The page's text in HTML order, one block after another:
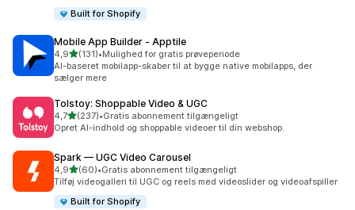
Built for Shopify
Mobile App Builder ‑ Apptile
4,9ud af 5 stjerner
(131)
131 anmeldelser i alt
•Mulighed for gratis prøveperiode
AI-baseret mobilapp-skaber til at bygge native mobilapps, der
sælger mere
Tolstoy: Shoppable Video & UGC
4,7ud af 5 stjerner
(237)
237 anmeldelser i alt
•Gratis abonnement tilgængeligt
Opret AI-indhold og shoppable videoer til din webshop.
Spark — UGC Video Carousel
4,9ud af 5 stjerner
(60)
60 anmeldelser i alt
•Gratis abonnement tilgængeligt
Tilføj videogalleri til UGC og reels med videoslider og videoafspiller
Built for Shopify